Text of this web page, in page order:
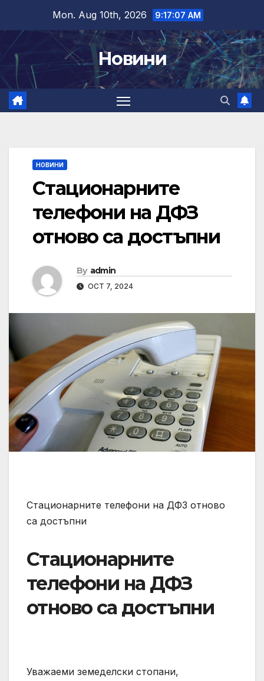
content
Mon. Aug 10th, 2026 9:17:08 AM
Новини
НОВИНИ
Стационарните
телефони на ДФЗ
отново са достъпни
By admin
OCT 7, 2024
Стационарните телефони на ДФЗ отново
са достъпни
Стационарните
телефони на ДФЗ
отново са достъпни
Уважаеми земеделски стопани,